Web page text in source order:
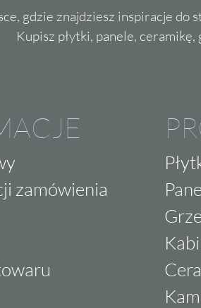
gdzie znajdziesz inspiracje do
Kupisz płytki, panele,
zamówienia